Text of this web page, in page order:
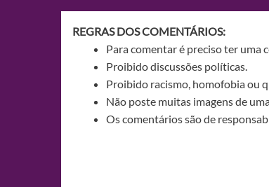
REGRAS DOS COMENTÁRIOS:
Para comentar é preciso ter uma
Proibido discussões políticas.
Proibido racismo, homofobia ou
Não poste muitas imagens de
Os comentários são de